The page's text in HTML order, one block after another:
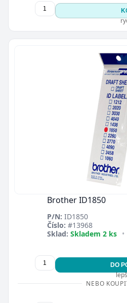
Brother ID1850
P/N: ID1850
Číslo: #13968
Sklad: Skladem 2 ks •
DO
NEBO